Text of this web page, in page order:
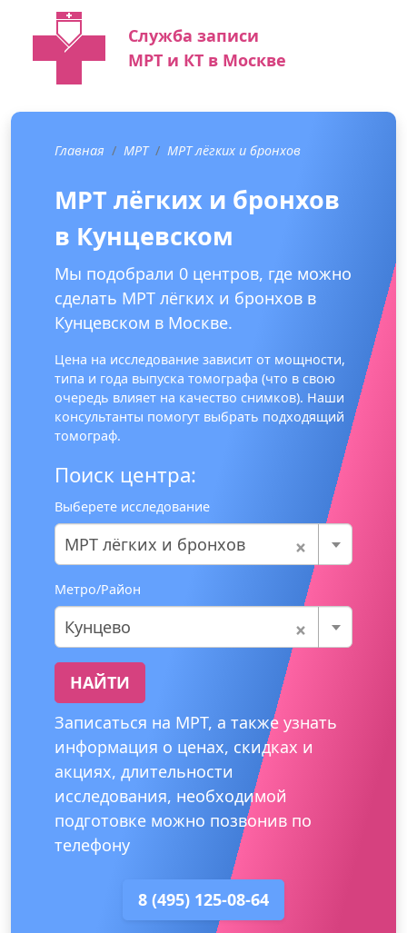
Служба записи
МРТ и КТ в Москве
Главная МРТ МРТ лёгких и бронхов
МРТ лёгких и бронхов
в Кунцевском
Мы подобрали 0 центров, где можно
сделать МРТ лёгких и бронхов в
Кунцевском в Москве.
Цена на исследование зависит от мощности,
типа и года выпуска томографа (что в свою
очередь влияет на качество снимков). Наши
консультанты помогут выбрать подходящий
томограф.
Поиск центра:
Выберете исследование
×
МРТ лёгких и бронхов
Метро/Район
×
Кунцево
НАЙТИ
Записаться на МРТ, а также узнать
информация о ценах, скидках и
акциях, длительности
исследования, необходимой
подготовке можно позвонив по
телефону
8 (495) 125-08-64